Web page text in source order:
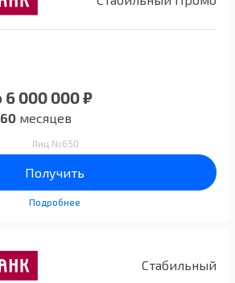
6 000 000 ₽
60 месяцев
Лиц №650
Получить
Подробнее
Стабильный